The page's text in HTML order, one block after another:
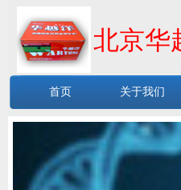
北京华
首页 关于我们